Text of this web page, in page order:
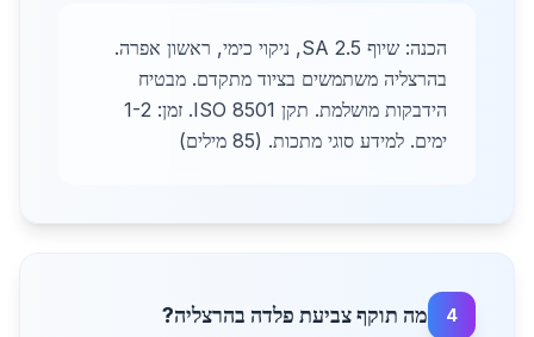
הכנה: שיוף SA 2.5, ניקוי כימי, ראשון אפרה.
בהרצליה משתמשים בציוד מתקדם. מבטיח
הידבקות מושלמת. תקן ISO 8501. זמן: 1-2
ימים. למידע סוגי מתכות. (85 מילים)
4 מה תוקף צביעת פלדה בהרצליה?